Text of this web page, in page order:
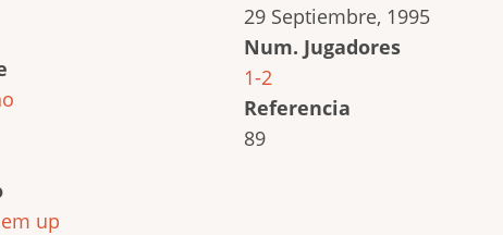
up
29 Septiembre, 1995
Num. Jugadores
1-2
Referencia
89